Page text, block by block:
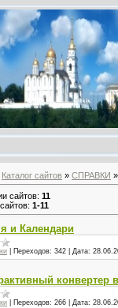
Каталог сайтов » СПРАВКИ
сайтов: 11
: 1-11
и Календари
Переходов: 342 Дата:
конвертер
Переходов: 266 Дата: